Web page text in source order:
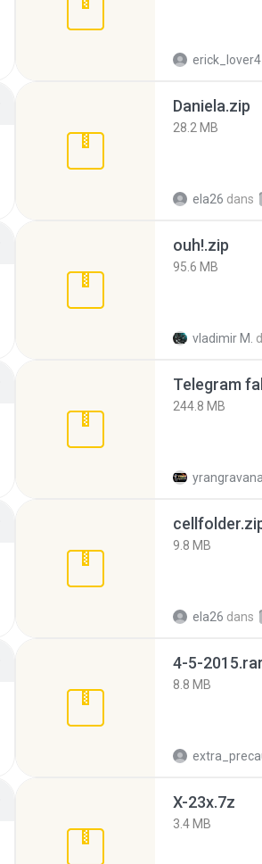
erick_lover4
Daniela.zip
28.2 MB
ela26 dans
ouh!.zip
95.6 MB
vladimir M.
Telegram
244.8 MB
9.8 MB
ela26 dans
4-5-2015.rar
8.8 MB
X-23x.7z
3.4 MB